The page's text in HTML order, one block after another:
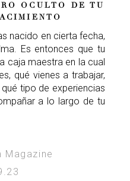
OCULTO DE TU
nacido en cierta fecha,
Es entonces que tu
caja maestra en la cual
qué vienes a trabajar,
tipo de experiencias
a lo largo de tu
Magazine